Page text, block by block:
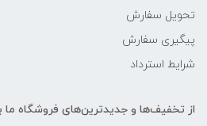
تحویل سفارش
پیگیری سفارش
شرایط استرداد
از تخفیف‌ها و جدیدترین‌های فروشگاه ما